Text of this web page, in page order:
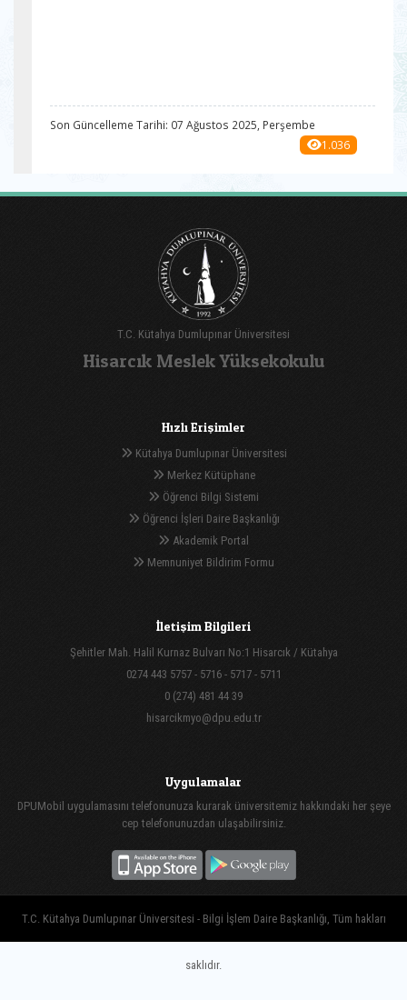
Son Güncelleme Tarihi: 07 Ağustos 2025, Perşembe
1.036
T.C. Kütahya Dumlupınar Üniversitesi
Hisarcık Meslek Yüksekokulu
Hızlı Erişimler
Kütahya Dumlupınar Üniversitesi
Merkez Kütüphane
Öğrenci Bilgi Sistemi
Öğrenci İşleri Daire Başkanlığı
Akademik Portal
Memnuniyet Bildirim Formu
İletişim Bilgileri
Şehitler Mah. Halil Kurnaz Bulvarı No:1 Hisarcık / Kütahya
0274 443 5757 - 5716 - 5717 - 5711
0 (274) 481 44 39
hisarcikmyo@dpu.edu.tr
Uygulamalar
DPUMobil uygulamasını telefonunuza kurarak üniversitemiz hakkındaki her şeye
cep telefonunuzdan ulaşabilirsiniz.
T.C. Kütahya Dumlupınar Üniversitesi - Bilgi İşlem Daire Başkanlığı, Tüm hakları
saklıdır.